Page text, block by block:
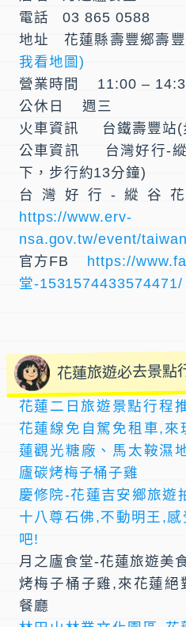
電話 03 865 0588
地址 花蓮縣壽豐鄉壽
我看地圖)
營業時間 11:00 –
公休日 週三
火車資訊 台鐵壽豐站(
公車資訊 台灣好行-縱
下，步行約13分鐘)
台灣好行-縱谷
https://www.erv-
nsa.gov.tw/event/
官方FB https://
堂-1531574433574471/
花蓮旅遊必去景點
花蓮二日旅遊景點行程
花蓮線免自駕免租車,來
蓮觀光糖廠、馬太鞍濕
廬碳烤梅子桶子雞
慶修院-花蓮吉安鄉旅遊
十八尊石佛,不動明王,
吧!
月之廬食堂-花蓮旅遊美
烤梅子桶子雞,來花蓮絕
餐廳